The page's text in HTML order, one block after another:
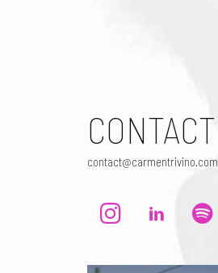
CONTACT
contact@carmentrivino.com